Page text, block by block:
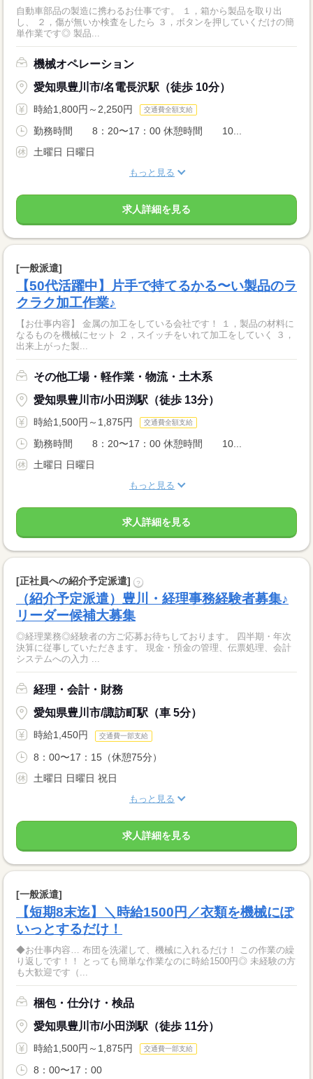
自動車部品の製造に携わるお仕事です。 １，箱から製品を取り出
し、 ２，傷が無いか検査をしたら ３，ボタンを押していくだけの簡
単作業です◎ 製品...
機械オペレーション
愛知県豊川市/名電長沢駅（徒歩 10分）
時給1,800円～2,250円 交通費全額支給
勤務時間 8：20〜17：00 休憩時間 10...
土曜日 日曜日
もっと見る
求人詳細を見る
[一般派遣]
【50代活躍中】片手で持てるかる〜い製品のラ
クラク加工作業♪
【お仕事内容】 金属の加工をしている会社です！ １，製品の材料に
なるものを機械にセット ２，スイッチをいれて加工をしていく ３，
出来上がった製...
その他工場・軽作業・物流・土木系
愛知県豊川市/小田渕駅（徒歩 13分）
時給1,500円～1,875円 交通費全額支給
勤務時間 8：20〜17：00 休憩時間 10...
土曜日 日曜日
もっと見る
求人詳細を見る
[正社員への紹介予定派遣] ?
（紹介予定派遣）豊川・経理事務経験者募集♪
リーダー候補大募集
◎経理業務◎経験者の方ご応募お待ちしております。 四半期・年次
決算に従事していただきます。 現金・預金の管理、伝票処理、会計
システムへの入力 ...
経理・会計・財務
愛知県豊川市/諏訪町駅（車 5分）
時給1,450円 交通費一部支給
8：00〜17：15（休憩75分）
土曜日 日曜日 祝日
もっと見る
求人詳細を見る
[一般派遣]
【短期8末迄】＼時給1500円／衣類を機械にぽ
いっとするだけ！
◆お仕事内容… 布団を洗濯して、機械に入れるだけ！ この作業の繰
り返しです！！ とっても簡単な作業なのに時給1500円◎ 未経験の方
も大歓迎です（...
梱包・仕分け・検品
愛知県豊川市/小田渕駅（徒歩 11分）
時給1,500円～1,875円 交通費一部支給
8：00〜17：00